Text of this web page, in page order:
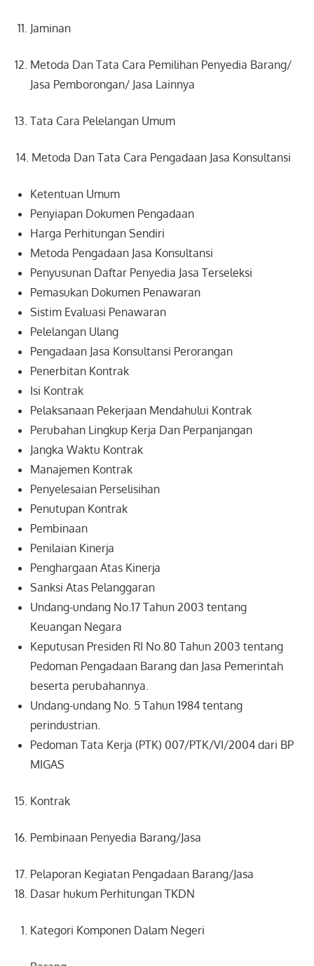
Jaminan
Metoda Dan Tata Cara Pemilihan Penyedia Barang/
Jasa Pemborongan/ Jasa Lainnya
Tata Cara Pelelangan Umum
14. Metoda Dan Tata Cara Pengadaan Jasa Konsultansi
Ketentuan Umum
Penyiapan Dokumen Pengadaan
Harga Perhitungan Sendiri
Metoda Pengadaan Jasa Konsultansi
Penyusunan Daftar Penyedia Jasa Terseleksi
Pemasukan Dokumen Penawaran
Sistim Evaluasi Penawaran
Pelelangan Ulang
Pengadaan Jasa Konsultansi Perorangan
Penerbitan Kontrak
Isi Kontrak
Pelaksanaan Pekerjaan Mendahului Kontrak
Perubahan Lingkup Kerja Dan Perpanjangan
Jangka Waktu Kontrak
Manajemen Kontrak
Penyelesaian Perselisihan
Penutupan Kontrak
Pembinaan
Penilaian Kinerja
Penghargaan Atas Kinerja
Sanksi Atas Pelanggaran
Undang-undang No.17 Tahun 2003 tentang
Keuangan Negara
Keputusan Presiden RI No.80 Tahun 2003 tentang
Pedoman Pengadaan Barang dan Jasa Pemerintah
beserta perubahannya.
Undang-undang No. 5 Tahun 1984 tentang
perindustrian.
Pedoman Tata Kerja (PTK) 007/PTK/VI/2004 dari BP
MIGAS
Kontrak
Pembinaan Penyedia Barang/Jasa
Pelaporan Kegiatan Pengadaan Barang/Jasa
Dasar hukum Perhitungan TKDN
Kategori Komponen Dalam Negeri